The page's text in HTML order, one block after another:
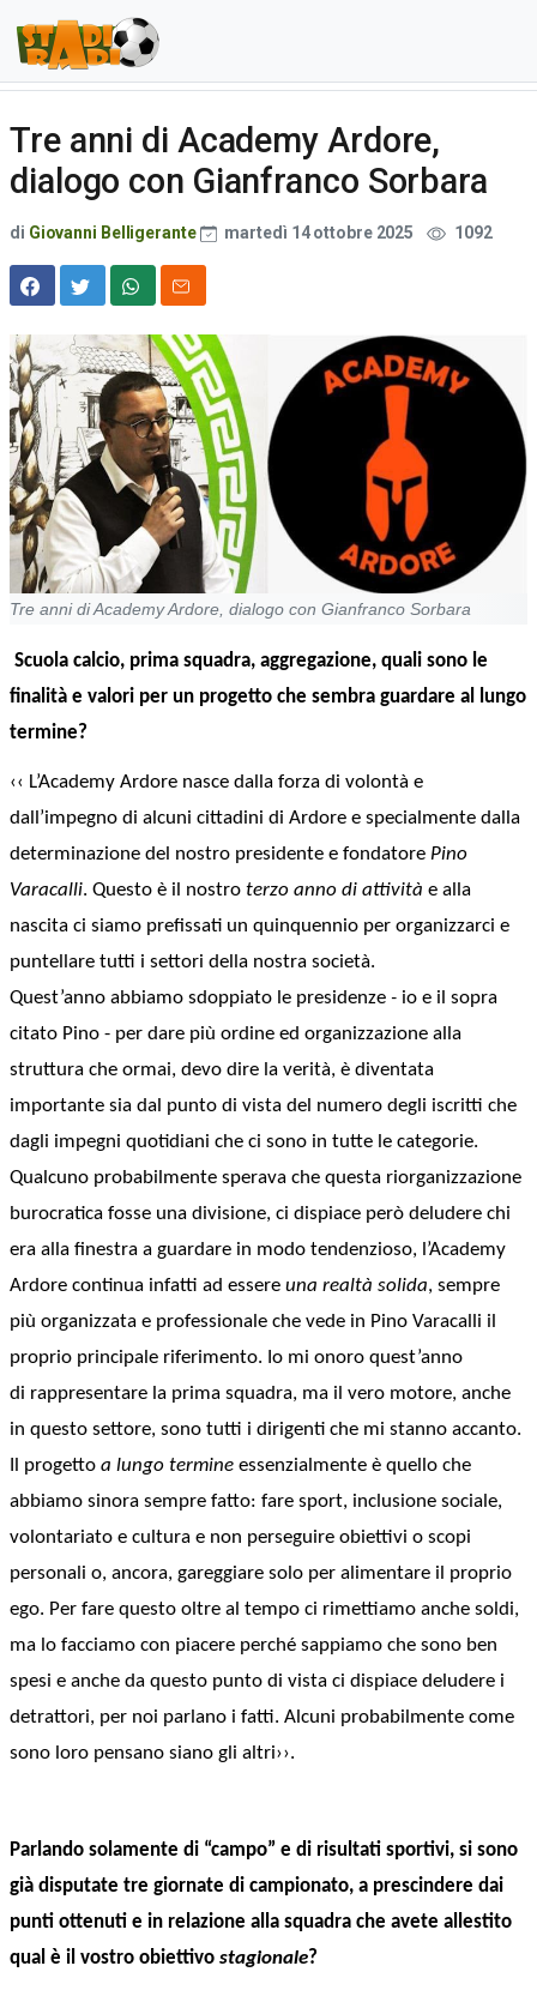
Tre anni di Academy Ardore,
dialogo con Gianfranco Sorbara
di Giovanni Belligerante martedì 14 ottobre 2025 1092
Tre anni di Academy Ardore, dialogo con Gianfranco Sorbara
Scuola calcio, prima squadra, aggregazione, quali sono le
finalità e valori per un progetto che sembra guardare al lungo
termine?
‹‹ L’Academy Ardore nasce dalla forza di volontà e
dall’impegno di alcuni cittadini di Ardore e specialmente dalla
determinazione del nostro presidente e fondatore Pino
Varacalli. Questo è il nostro terzo anno di attività e alla
nascita ci siamo prefissati un quinquennio per organizzarci e
puntellare tutti i settori della nostra società.
Quest’anno abbiamo sdoppiato le presidenze - io e il sopra
citato Pino - per dare più ordine ed organizzazione alla
struttura che ormai, devo dire la verità, è diventata
importante sia dal punto di vista del numero degli iscritti che
dagli impegni quotidiani che ci sono in tutte le categorie.
Qualcuno probabilmente sperava che questa riorganizzazione
burocratica fosse una divisione, ci dispiace però deludere chi
era alla finestra a guardare in modo tendenzioso, l’Academy
Ardore continua infatti ad essere una realtà solida, sempre
più organizzata e professionale che vede in Pino Varacalli il
proprio principale riferimento. Io mi onoro quest’anno
di rappresentare la prima squadra, ma il vero motore, anche
in questo settore, sono tutti i dirigenti che mi stanno accanto.
Il progetto a lungo termine essenzialmente è quello che
abbiamo sinora sempre fatto: fare sport, inclusione sociale,
volontariato e cultura e non perseguire obiettivi o scopi
personali o, ancora, gareggiare solo per alimentare il proprio
ego. Per fare questo oltre al tempo ci rimettiamo anche soldi,
ma lo facciamo con piacere perché sappiamo che sono ben
spesi e anche da questo punto di vista ci dispiace deludere i
detrattori, per noi parlano i fatti. Alcuni probabilmente come
sono loro pensano siano gli altri››.
Parlando solamente di “campo” e di risultati sportivi, si sono
già disputate tre giornate di campionato, a prescindere dai
punti ottenuti e in relazione alla squadra che avete allestito
qual è il vostro obiettivo stagionale?